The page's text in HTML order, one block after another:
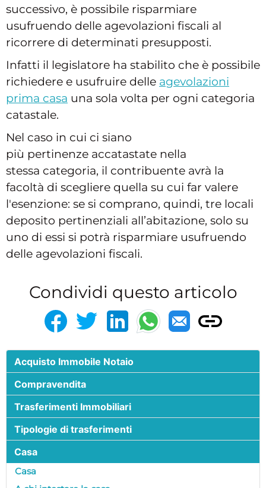
successivo, è possibile risparmiare
usufruendo delle agevolazioni fiscali al
ricorrere di determinati presupposti.
Infatti il legislatore ha stabilito che è possibile
richiedere e usufruire delle agevolazioni
prima casa una sola volta per ogni categoria
catastale.
Nel caso in cui ci siano
più pertinenze accatastate nella
stessa categoria, il contribuente avrà la
facoltà di scegliere quella su cui far valere
l'esenzione: se si comprano, quindi, tre locali
deposito pertinenziali all’abitazione, solo su
uno di essi si potrà risparmiare usufruendo
delle agevolazioni fiscali.
Condividi questo articolo
Acquisto Immobile Notaio
Compravendita
Trasferimenti Immobiliari
Tipologie di trasferimenti
Casa
Casa